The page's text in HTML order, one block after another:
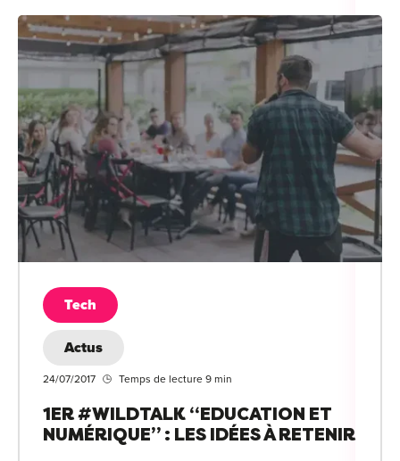
Tech
Actus
24/07/2017 Temps de lecture 9 min
1ER #WILDTALK “EDUCATION ET
NUMÉRIQUE” : LES IDÉES À RETENIR